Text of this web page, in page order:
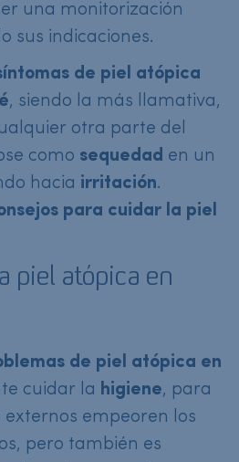
una monitorización
sus indicaciones.
de piel atópica
, siendo la más llamativa,
otra parte del
como sequedad en un
hacia irritación.
para cuidar la piel
piel atópica en
de piel atópica en
cuidar la higiene, para
empeoren los
pero también es